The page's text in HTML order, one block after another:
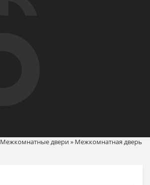
Межкомнатные двери» Межкомнатная дверь